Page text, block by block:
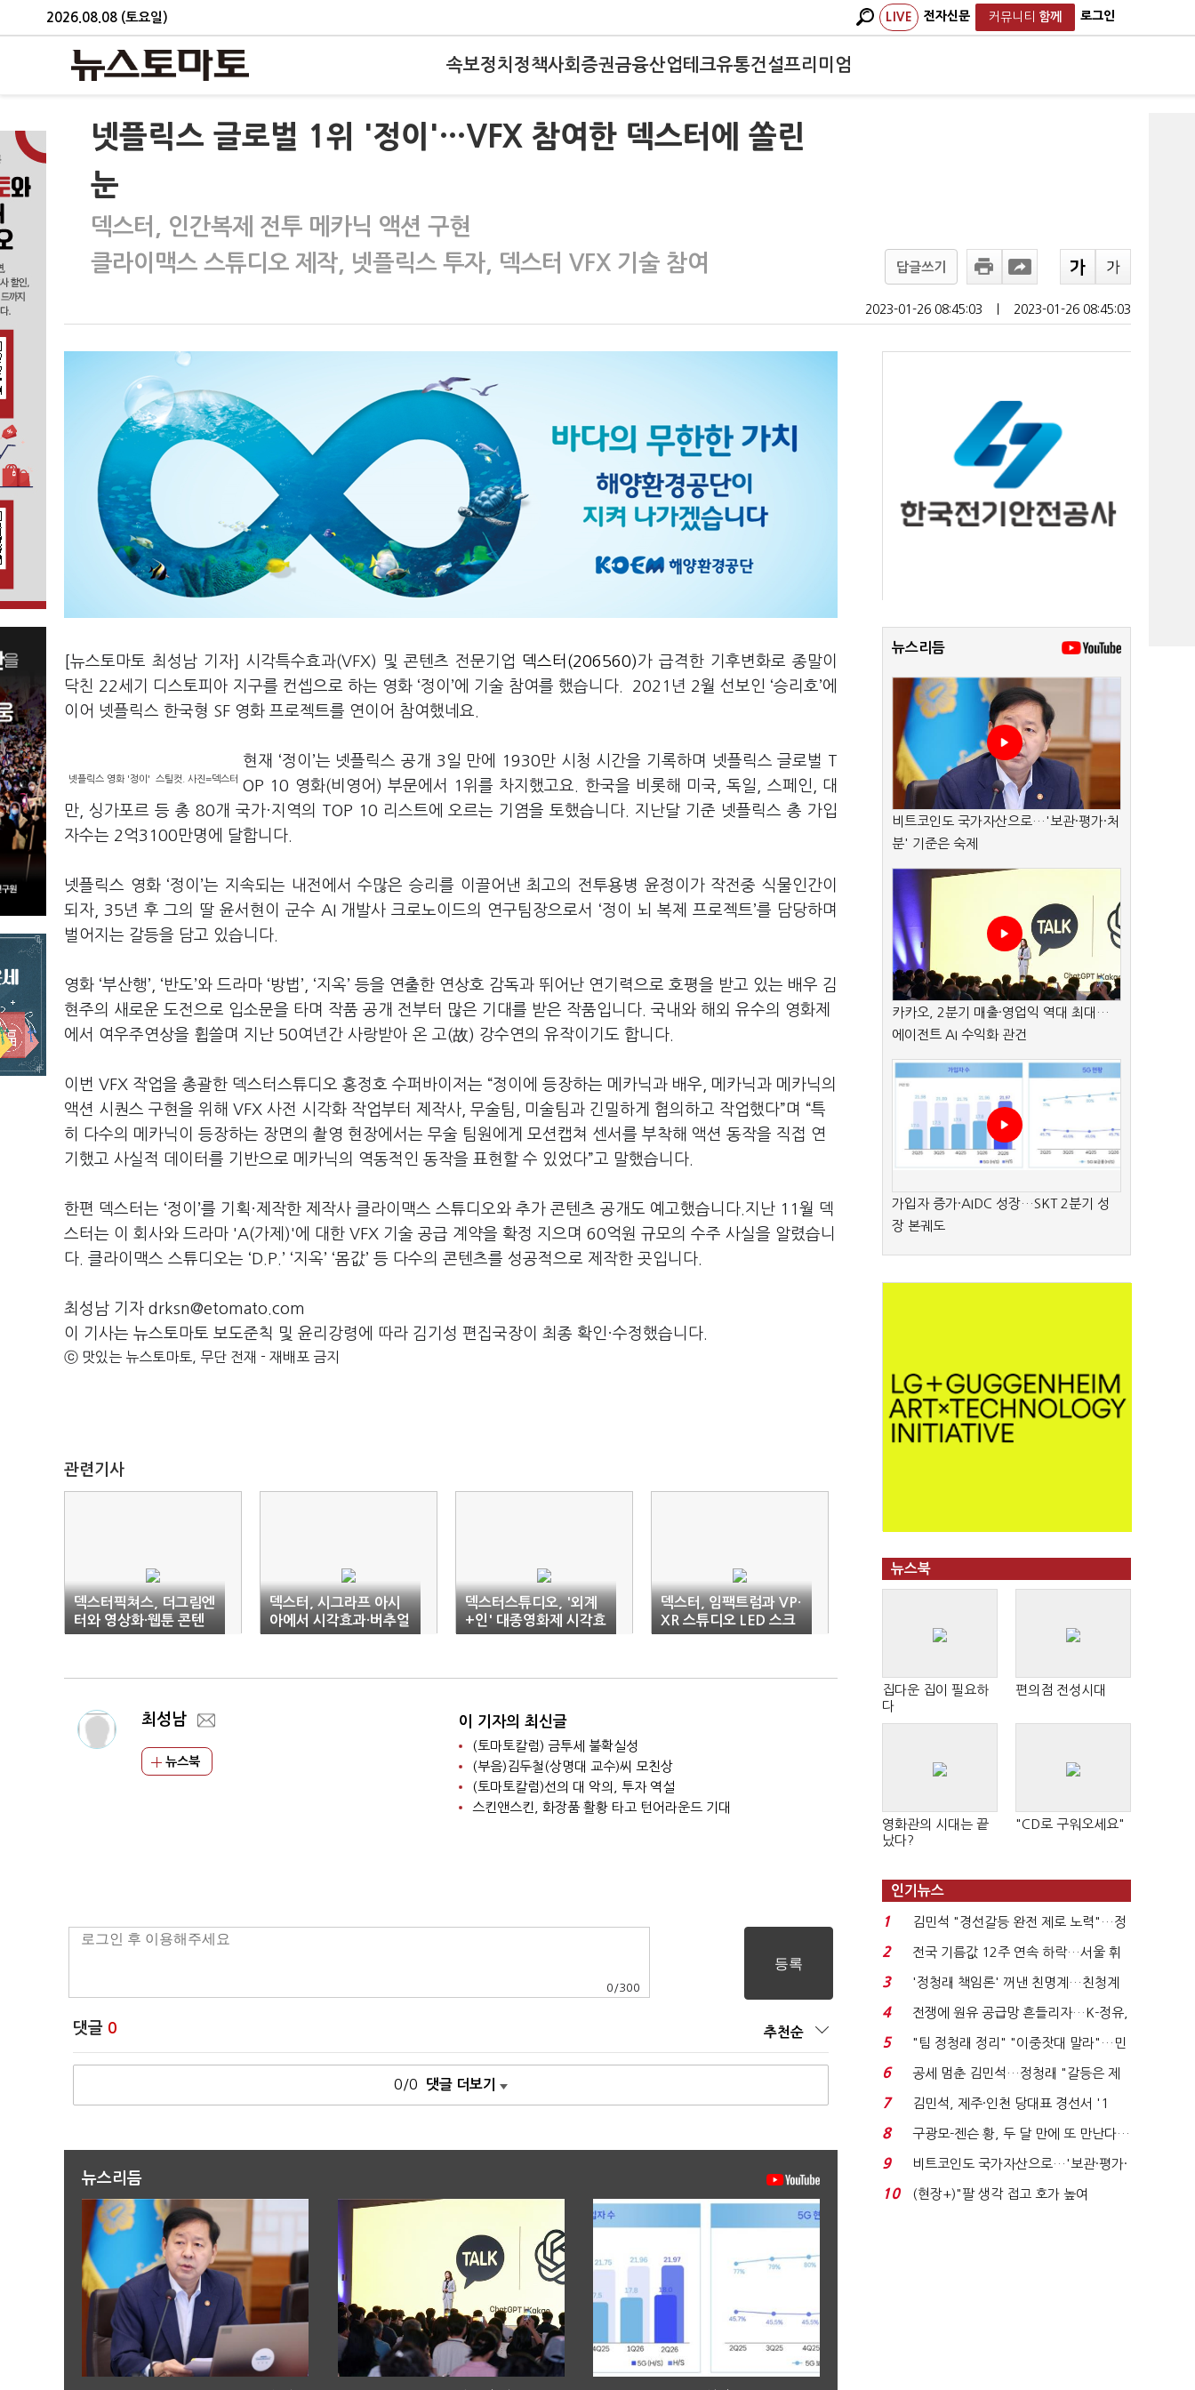
2026.08.08 (토요일) LIVE 전자신문 커뮤니티 함께 로그인
속보정치 정책사회 증권금융산업테크유통건설프리미엄
넷플릭스 글로벌 1위 '정이'…VFX 참여한 덱스터에 쏠린
눈
덱스터, 인간복제 전투 메카닉 액션 구현
클라이맥스 스튜디오 제작, 넷플릭스 투자, 덱스터 VFX 기술 참여
답글쓰기
2023-01-26 08:45:03 2023-01-26 08:45:03
[뉴스토마토 최성남 기자] 시각특수효과(VFX) 및 콘텐츠 전문기업 덱스터(206560)가 급격한 기후변화로 종말이
닥친 22세기 디스토피아 지구를 컨셉으로 하는 영화 ‘정이’에 기술 참여를 했습니다. 2021년 2월 선보인 ‘승리호’에
이어 넷플릭스 한국형 SF 영화 프로젝트를 연이어 참여했네요.
넷플릭스 영화 '정이' 스틸컷. 사진=덱스터
현재 ‘정이’는 넷플릭스 공개 3일 만에 1930만 시청 시간을 기록하며 넷플릭스 글로벌 T
OP 10 영화(비영어) 부문에서 1위를 차지했고요. 한국을 비롯해 미국, 독일, 스페인, 대
만, 싱가포르 등 총 80개 국가·지역의 TOP 10 리스트에 오르는 기염을 토했습니다. 지난달 기준 넷플릭스 총 가입
자수는 2억3100만명에 달합니다.
넷플릭스 영화 ‘정이’는 지속되는 내전에서 수많은 승리를 이끌어낸 최고의 전투용병 윤정이가 작전중 식물인간이
되자, 35년 후 그의 딸 윤서현이 군수 AI 개발사 크로노이드의 연구팀장으로서 ‘정이 뇌 복제 프로젝트’를 담당하며
벌어지는 갈등을 담고 있습니다.
영화 ‘부산행’, ‘반도’와 드라마 ‘방법’, ‘지옥’ 등을 연출한 연상호 감독과 뛰어난 연기력으로 호평을 받고 있는 배우 김
현주의 새로운 도전으로 입소문을 타며 작품 공개 전부터 많은 기대를 받은 작품입니다. 국내와 해외 유수의 영화제
에서 여우주연상을 휩쓸며 지난 50여년간 사랑받아 온 고(故) 강수연의 유작이기도 합니다.
이번 VFX 작업을 총괄한 덱스터스튜디오 홍정호 수퍼바이저는 “정이에 등장하는 메카닉과 배우, 메카닉과 메카닉의
액션 시퀀스 구현을 위해 VFX 사전 시각화 작업부터 제작사, 무술팀, 미술팀과 긴밀하게 협의하고 작업했다”며 “특
히 다수의 메카닉이 등장하는 장면의 촬영 현장에서는 무술 팀원에게 모션캡쳐 센서를 부착해 액션 동작을 직접 연
기했고 사실적 데이터를 기반으로 메카닉의 역동적인 동작을 표현할 수 있었다”고 말했습니다.
한편 덱스터는 ‘정이’를 기획·제작한 제작사 클라이맥스 스튜디오와 추가 콘텐츠 공개도 예고했습니다.지난 11월 덱
스터는 이 회사와 드라마 'A(가제)'에 대한 VFX 기술 공급 계약을 확정 지으며 60억원 규모의 수주 사실을 알렸습니
다. 클라이맥스 스튜디오는 ‘D.P.’ ‘지옥’ ‘몸값’ 등 다수의 콘텐츠를 성공적으로 제작한 곳입니다.
최성남 기자 drksn@etomato.com
이 기사는 뉴스토마토 보도준칙 및 윤리강령에 따라 김기성 편집국장이 최종 확인·수정했습니다.
ⓒ 맛있는 뉴스토마토, 무단 전재 - 재배포 금지
관련기사
덱스터픽쳐스, 더그림엔
터와 영상화·웹툰 콘텐
츠 제작 MOU
덱스터, 시그라프 아시
아에서 시각효과·버추얼
프로덕션 기술 발표
덱스터스튜디오, '외계
+인' 대종영화제 시각효
과상 수상
덱스터, 임팩트럼과 VP·
XR 스튜디오 LED 스크
린 성공적 테스트 완료
최성남
뉴스북
이 기자의 최신글
(토마토칼럼) 금투세 불확실성
(부음)김두철(상명대 교수)씨 모친상
(토마토칼럼)선의 대 악의, 투자 역설
스킨앤스킨, 화장품 활황 타고 턴어라운드 기대
0 /300
댓글 0 추천순
0/0 댓글 더보기
뉴스리듬
뉴스리듬
비트코인도 국가자산으로…'보관·평가·처
분' 기준은 숙제
카카오, 2분기 매출·영업익 역대 최대…
에이전트 AI 수익화 관건
가입자 증가·AIDC 성장…SKT 2분기 성
장 본궤도
뉴스북
집다운 집이 필요하
다
편의점 전성시대
영화관의 시대는 끝
났다?
"CD로 구워오세요"
인기뉴스
1
김민석 "경선갈등 완전 제로 노력"…정
청래 "반명 공세 사...
2
전국 기름값 12주 연속 하락…서울 휘
발윳값 1909원...
3
'정청래 책임론' 꺼낸 친명계…친청계
는 추가투표 때리기...
4
전쟁에 원유 공급망 흔들리자…K-정유,
에너지안보 핵심...
5
"팀 정청래 정리" "이중잣대 말라"…민
주 최고위원 계파 다...
6
공세 멈춘 김민석…정청래 "갈등은 제
가 수습"
7
김민석, 제주·인천 당대표 경선서 '1
위'(1보)...
8
구광모-젠슨 황, 두 달 만에 또 만난다…
로봇·AI 등 논...
9
비트코인도 국가자산으로…'보관·평가·
처분' 기준은 ...
10
(현장+)"팔 생각 접고 호가 높여